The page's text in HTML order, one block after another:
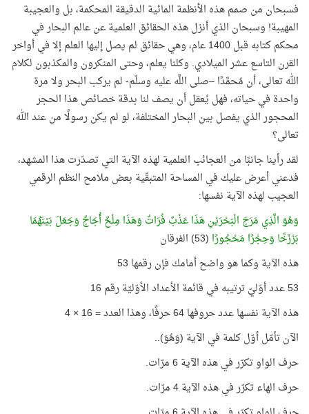
فسبحان من صمم هذه الأنظمة المائية الدقيقة المحكمة، بل والعجيبة
المهيبة! وسبحان الذي أنزل هذه الحقائق العلمية عن عالم البحار في
محكم كتابه قبل1400عام، وهي حقائق لم يصل إليها العلم إلا في أواخر
القرن التاسع عشر الميلادي. وكلنا يعلم، وحتى المنكرون والمكذبون لكلام
الله تعالى، أن مُحمَّدًا –صلى اللَّه عليه وسلّم- لم يركب البحر ولا مرة
واحدة في حياته، فهل يُعقل أن يصف لنا بدقة خصائص هذا الحجر
المحجور الذي يفصل بين البحار المختلفة، لو لم يكن رسولًا من عند الله
تعالى؟
لقد رأينا جانبًا من العجائب العلمية لهذه الآية التي تصدّرت هذا المشهد،
فدعني أعرض عليك في المساحة المتبقّية بعض ملامح النظم الرقمي
العجيب لهذه الآية نفسها:
وَهُوَ الَّذِي مَرَجَ الْبَحْرَيْنِ هَذَا عَذْبٌ فُرَاتٌ وَهَذَا مِلْحٌ أُجَاجٌ وَجَعَلَ بَيْنَهُمَا
بَرْزَخًا وَحِجْرًا مَحْجُورًا (53) الفرقان
هذه الآية وكما هو واضح أمامك فإن رقمها 53
53 عدد أوّليّ ترتيبه في قائمة الأعداد الأوّليّة رقم 16
هذه الآية نفسها عدد حروفها 64 حرفًا، وهذا العدد = 16 × 4
الآن تأمّل أوّل كلمة في الآية (وَهُوَ)..
حرف الواو تكرّر في هذه الآية 6 مرّات.
حرف الهاء تكرّر في هذه الآية 4 مرّات.